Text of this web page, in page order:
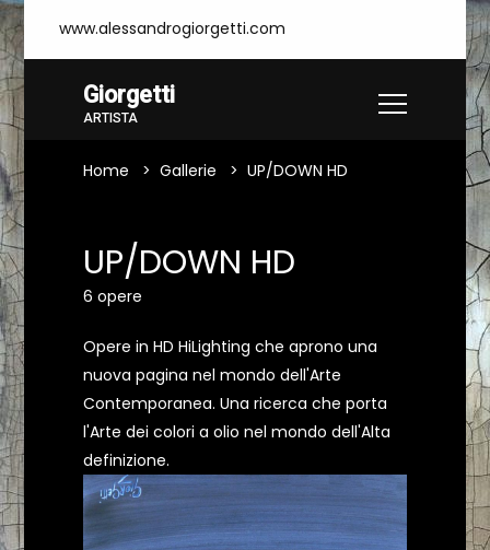
www.alessandrogiorgetti.com
Giorgetti
ARTISTA
Home Gallerie UP/DOWN HD
UP/DOWN HD
6 opere
Opere in HD HiLighting che aprono una
nuova pagina nel mondo dell'Arte
Contemporanea. Una ricerca che porta
l'Arte dei colori a olio nel mondo dell'Alta
definizione.